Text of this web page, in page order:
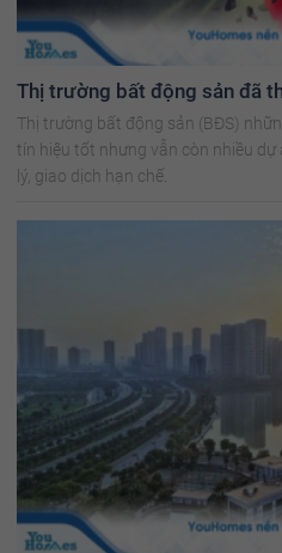
Thị trường bất động sản đã
Thị trường bất động sản (BĐS)
tín hiệu tốt nhưng vẫn còn nhiều
lý, giao dịch hạn chế.